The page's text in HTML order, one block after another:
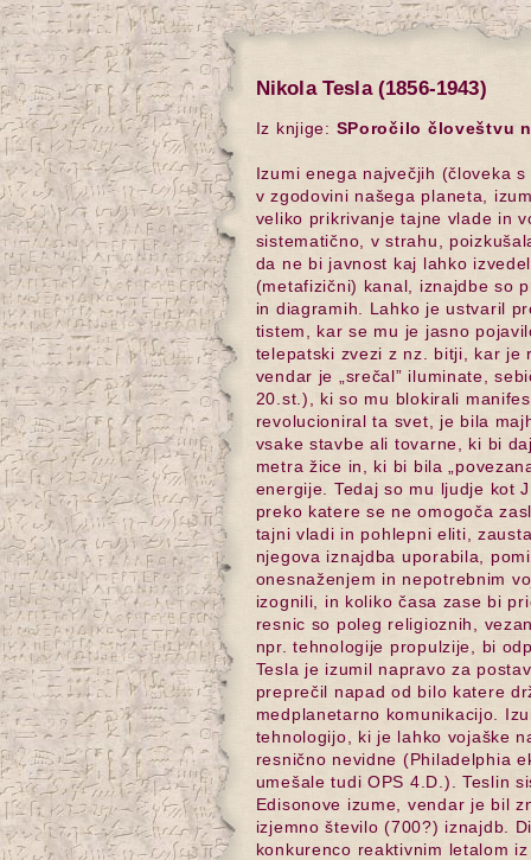
Nikola Tesla (1856-1943)
Iz knjige: SPoročilo človeštvu
Izumi enega največjih (človeka
v zgodovini našega planeta,
veliko prikrivanje tajne vlade in
sistematično, v strahu,
da ne bi javnost kaj lahko
(metafizični) kanal, iznajdbe so
in diagramih. Lahko je ustvaril
tistem, kar se mu je jasno
telepatski zvezi z nz. bitji, kar je
vendar je „srečal” iluminate,
20.st.), ki so mu blokirali
revolucioniral ta svet, je bila
vsake stavbe ali tovarne, ki bi
metra žice in, ki bi bila
energije. Tedaj so mu ljudje kot
preko katere se ne omogoča
tajni vladi in pohlepni eliti,
njegova iznajdba uporabila,
onesnaženjem in nepotrebnim
izognili, in koliko časa zase bi
resnic so poleg religioznih,
npr. tehnologije propulzije, bi
Tesla je izumil napravo za
preprečil napad od bilo katere
medplanetarno komunikacijo.
tehnologijo, ki je lahko vojaške
resnično nevidne (Philadelphia
umešale tudi OPS 4.D.). Teslin
Edisonove izume, vendar je bil
izjemno število (700?) iznajdb.
konkurenco reaktivnim letalom